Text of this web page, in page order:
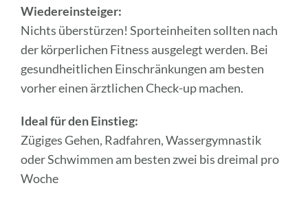
Wiedereinsteiger:
Nichts überstürzen! Sporteinheiten sollten nach
der körperlichen Fitness ausgelegt werden. Bei
gesundheitlichen Einschränkungen am besten
vorher einen ärztlichen Check-up machen.
Ideal für den Einstieg:
Zügiges Gehen, Radfahren, Wassergymnastik
oder Schwimmen am besten zwei bis dreimal pro
Woche